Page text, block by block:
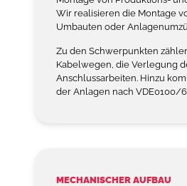
Wir realisieren die Montage
Umbauten oder
Zu den Schwerpunkten
Kabelwegen, die Verlegung
Anschlussarbeiten. Hinzu
der Anlagen nach VDE0100/
MECHANISCHER AUFBAU